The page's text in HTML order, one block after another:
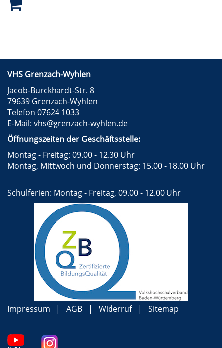
VHS Grenzach-Wyhlen
Jacob-Burckhardt-Str. 8
79639 Grenzach-Wyhlen
Telefon 07624 1033
E-Mail: vhs@grenzach-wyhlen.de
Öffnungszeiten der Geschäftsstelle:
Montag - Freitag: 09.00 - 12.30 Uhr
Montag, Mittwoch und Donnerstag: 15.00 - 18.00 Uhr
Schulferien: Montag - Freitag, 09.00 - 12.00 Uhr
Impressum AGB Widerruf Sitemap